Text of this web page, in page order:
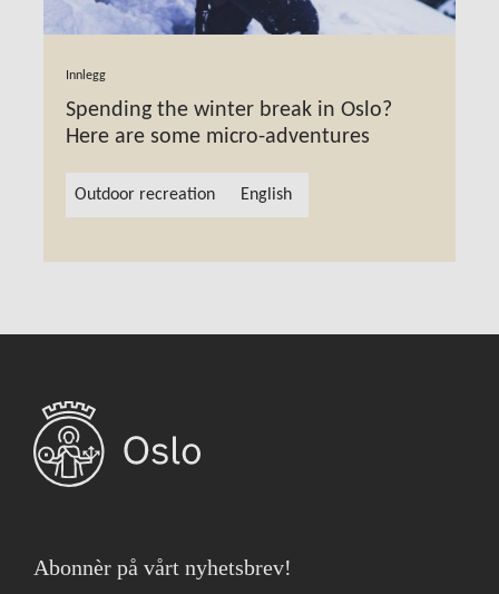
Innlegg
Spending the winter break in Oslo?
Here are some micro-adventures
Outdoor recreation English
Abonnèr på vårt nyhetsbrev!